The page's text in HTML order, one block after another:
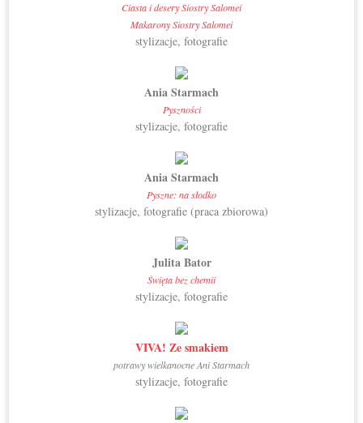
Ciasta i desery Siostry Salomei
Makarony Siostry Salomei
stylizacje, fotografie
Ania Starmach
Pyszności
stylizacje, fotografie
Ania Starmach
Pyszne: na słodko
stylizacje, fotografie (praca zbiorowa)
Julita Bator
Święta bez chemii
stylizacje, fotografie
VIVA! Ze smakiem
potrawy wielkanocne Ani Starmach
stylizacje, fotografie